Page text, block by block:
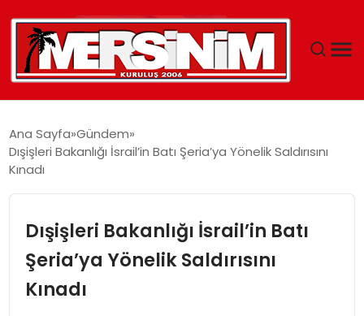
YAŞAM
SAĞLIK
EĞITIM
Ana Sayfa Gündem
Dışişleri Bakanlığı İsrail’in Batı Şeria’ya Yönelik Saldırısını
Kınadı
Dışişleri Bakanlığı İsrail’in Batı
Şeria’ya Yönelik Saldırısını
Kınadı